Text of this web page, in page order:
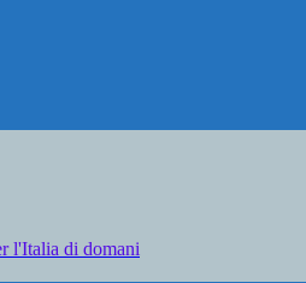
l'Italia di domani